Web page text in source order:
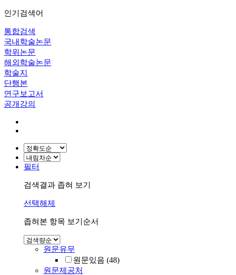
인기검색어
통합검색
국내학술논문
학위논문
해외학술논문
학술지
단행본
연구보고서
공개강의
필터
검색결과 좁혀 보기
선택해제
좁혀본 항목 보기순서
원문유무
원문있음 (48)
원문제공처